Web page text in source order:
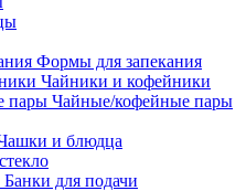
Формы для запекания
Чайники и кофейники
Чайные/кофейные пары
и блюдца
Банки для подачи